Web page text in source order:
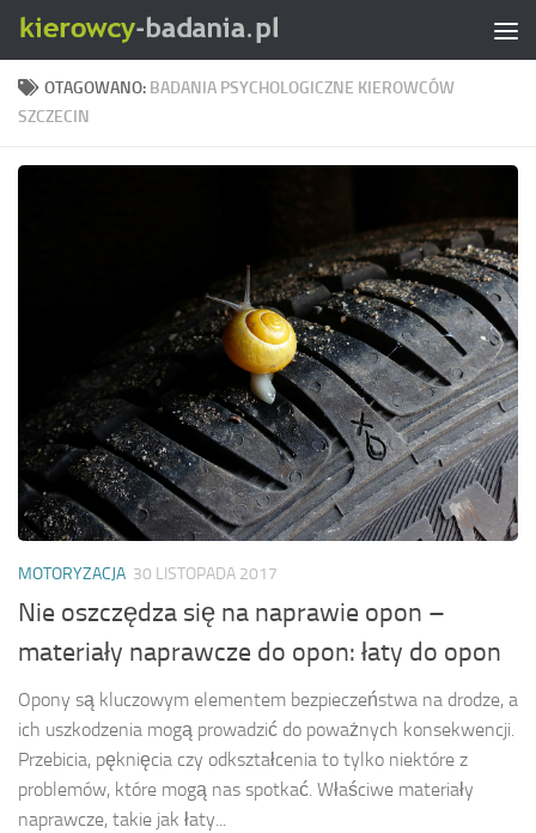
Skip to content
OTAGOWANO: BADANIA PSYCHOLOGICZNE KIEROWCÓW
SZCZECIN
MOTORYZACJA 30 LISTOPADA 2017
Nie oszczędza się na naprawie opon –
materiały naprawcze do opon: łaty do opon
Opony są kluczowym elementem bezpieczeństwa na drodze, a
ich uszkodzenia mogą prowadzić do poważnych konsekwencji.
Przebicia, pęknięcia czy odkształcenia to tylko niektóre z
problemów, które mogą nas spotkać. Właściwe materiały
naprawcze, takie jak łaty...